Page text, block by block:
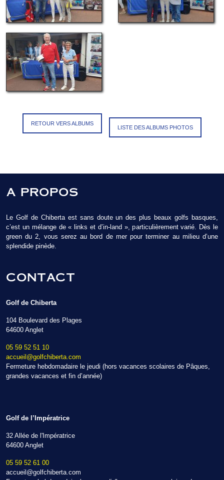
RETOUR VERS ALBUMS
LISTE DES ALBUMS PHOTOS
A PROPOS
Le Golf de Chiberta est sans doute un des plus beaux golfs basques,
c’est un mélange de « links et d’in-land », particulièrement varié. Dès le
green du 2, vous serez au bord de mer pour terminer au milieu d’une
splendide pinède.
CONTACT
Golf de Chiberta
104 Boulevard des Plages
64600 Anglet
05 59 52 51 10
accueil@golfchiberta.com
Fermeture hebdomadaire le jeudi (hors vacances scolaires de Pâques,
grandes vacances et fin d’année)
Golf de l’Impératrice
32 Allée de l'Impératrice
64600 Anglet
05 59 52 61 00
accueil@golfchiberta.com